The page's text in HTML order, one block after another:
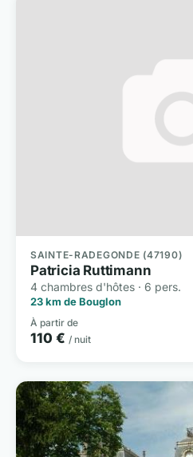
SAINTE-RADEGONDE (47190)
Patricia Ruttimann
4 chambres d'hôtes · 6 pers.
23 km de Bouglon
À partir de
110 € / nuit